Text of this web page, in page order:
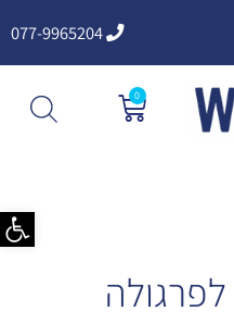
פתח
077-9965204
0
עגלת